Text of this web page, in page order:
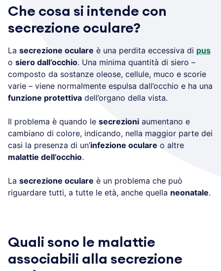
Che cosa si intende con
secrezione oculare?
La secrezione oculare è una perdita eccessiva di pus
o siero dall’occhio. Una minima quantità di siero –
composto da sostanze oleose, cellule, muco e scorie
varie – viene normalmente espulsa dall’occhio e ha una
funzione protettiva dell’organo della vista.
Il problema è quando le secrezioni aumentano e
cambiano di colore, indicando, nella maggior parte dei
casi la presenza di un’infezione oculare o altre
malattie dell’occhio.
La secrezione oculare è un problema che può
riguardare tutti, a tutte le età, anche quella neonatale.
Quali sono le malattie
associabili alla secrezione